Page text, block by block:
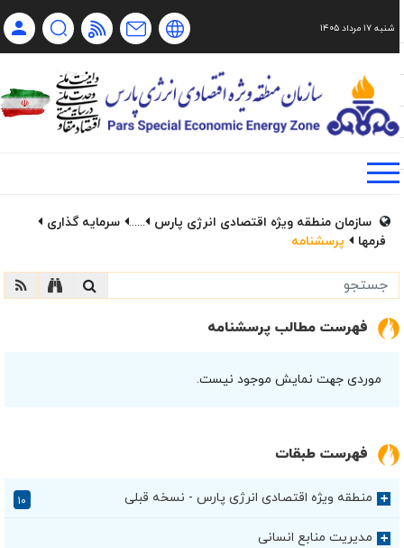
فا Ru Ch
شنبه ۱۷ مرداد ۱۴۰۵
سازمان منطقه ویژه اقتصادی انرژی پارس ......
سرمایه گذاری
فرمها
پرسشنامه
فهرست مطالب پرسشنامه
موردی جهت نمایش موجود نیست.
فهرست طبقات
+ منطقه ویژه اقتصادی انرژی پارس - نسخه قبلی ۱۰
+ مدیریت منابع انسانی